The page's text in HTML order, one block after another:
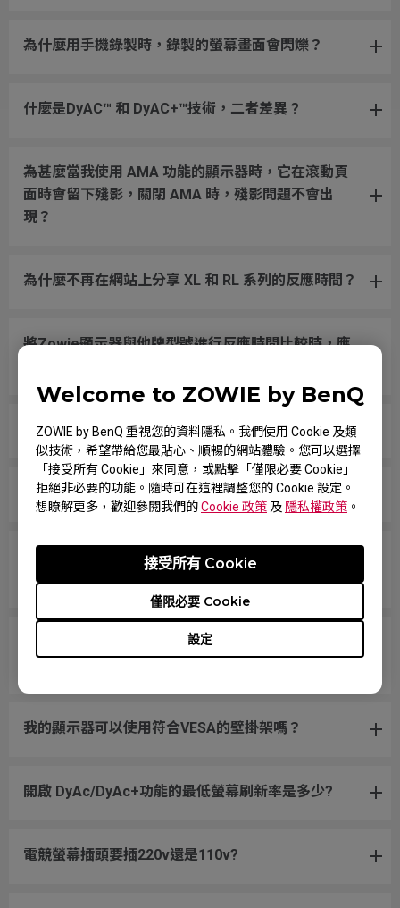
Welcome to ZOWIE by BenQ
ZOWIE by BenQ 重視您的資料隱私。我們使用 Cookie 及類
似技術，希望帶給您最貼心、順暢的網站體驗。您可以選擇
「接受所有 Cookie」來同意，或點擊「僅限必要 Cookie」
拒絕非必要的功能。隨時可在這裡調整您的 Cookie 設定。
想瞭解更多，歡迎參閱我們的Cookie 政策 及 隱私權政策 。
設定
僅限必要 Cookie
接受所有 Cookie
為什麼用手機錄製時，錄製的螢幕畫面會閃爍？
什麼是DyAC™ 和 DyAC+™技術，二者差異 ?
為甚麼當我使用 AMA 功能的顯示器時，它在滾動頁
面時會留下殘影，關閉 AMA 時，殘影問題不會出
現？
為什麼不再在網站上分享 XL 和 RL 系列的反應時間？
將Zowie顯示器與他牌型號進行反應時間比較時，應
所有Zowie顯示器還是僅某些型號不含汞？
什麼是 XL Setting to Share?該如何使用?
哪些型號可以支援 PS5 和 Xbox Series X/S 的可變刷
新率（VRR）？
我的螢幕有支援XL Setting to Share功能嗎? 在哪裡
我的顯示器可以使用符合VESA的壁掛架嗎？
開啟 DyAc/DyAc+功能的最低螢幕刷新率是多少?
電競螢幕插頭要插220v還是110v?